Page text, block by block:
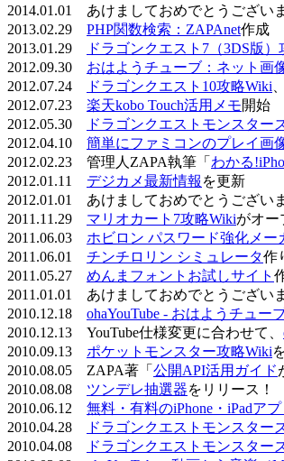
2014.01.01 あけましておめでとうござい
2013.02.29 PHP関数検索：ZAPAnet作成
2013.01.29
ドラゴンクエスト7（3DS版）
2012.09.30 おはようチューブ：ネット画
2012.07.24
ドラゴンクエスト10攻略Wiki
2012.07.23 楽天kobo Touch活用メモ開始
2012.05.30
ドラゴンクエストモンスター
2012.04.10 簡単にファミコンのプレイ画
2012.02.23 管理人ZAPA執筆「 わかる
2012.01.11 デジカメ最新情報 を更新
2012.01.01 あけましておめでとうござい
2011.11.29 マリオカート7攻略Wikiがオー
2011.06.03 ホビロン パスワード強化メー
2011.06.01 チンチロリン シミュレータ作
2011.05.27 めんまフォントお試しサイト
2011.01.01 あけましておめでとうござい
2010.12.18 ohaYouTube - おはようチュー
2010.12.13 YouTube仕様変更に合わせて、
2010.09.13 ポケットモンスター攻略Wiki
2010.08.05 ZAPA著「 公開API活用ガイド
2010.08.08 ツンデレ抽選器をリリース！
2010.06.12 無料・有料のiPhone・iPadア
2010.04.28
ドラゴンクエストモンスター
2010.04.08
ドラゴンクエストモンスター